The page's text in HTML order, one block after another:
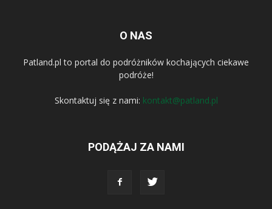
O NAS
Patland.pl to portal do podróżników kochających ciekawe
podróże!
Skontaktuj się z nami: kontakt@patland.pl
PODĄŻAJ ZA NAMI